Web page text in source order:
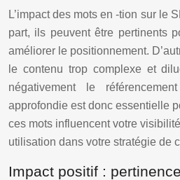
L’impact des mots en -tion sur le
part, ils peuvent être pertinents
améliorer le positionnement.
le contenu trop complexe et
négativement le
approfondie est donc essentielle
ces mots influencent votre
utilisation dans votre stratégie de
Impact positif :